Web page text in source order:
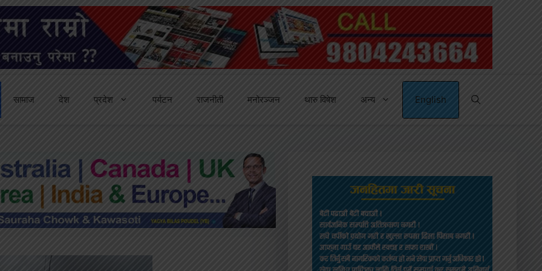
सामाज देश प्रदेश पर्यटन राजनीती मनोरञ्जन थारु विषेश अन्य English